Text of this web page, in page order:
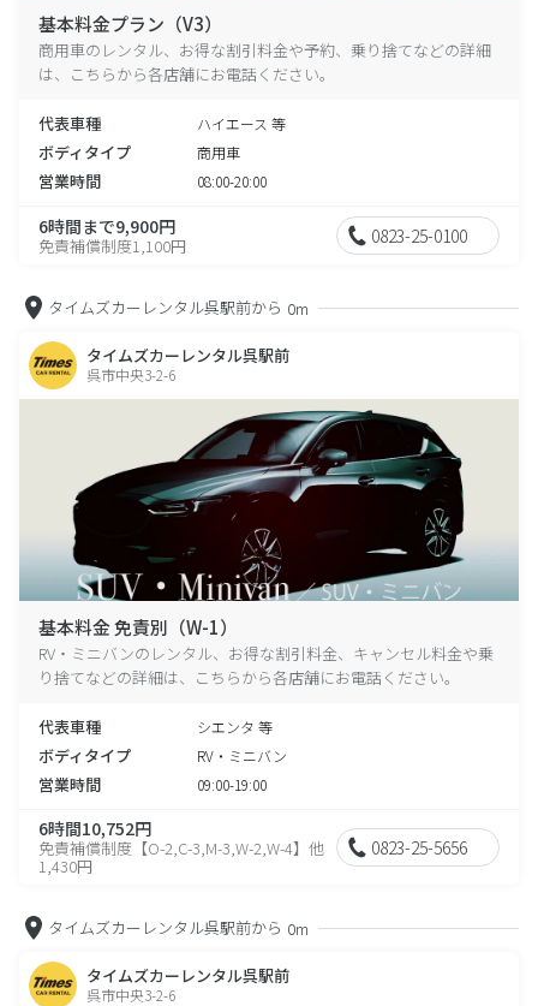
基本料金プラン（V3）
商用車のレンタル、お得な割引料金や予約、乗り捨てなどの詳細
は、こちらから各店舗にお電話ください。
代表車種 ハイエース 等
ボディタイプ 商用車
営業時間 08:00-20:00
6時間まで9,900円
免責補償制度1,100円 0823-25-0100
タイムズカーレンタル呉駅前から 0m
タイムズカーレンタル呉駅前
呉市中央3-2-6
基本料金 免責別（W-1）
RV・ミニバンのレンタル、お得な割引料金、キャンセル料金や乗
り捨てなどの詳細は、こちらから各店舗にお電話ください。
代表車種 シエンタ 等
ボディタイプ RV・ミニバン
営業時間 09:00-19:00
6時間10,752円
免責補償制度【O-2,C-3,M-3,W-2,W-4】他
1,430円
0823-25-5656
タイムズカーレンタル呉駅前から 0m
タイムズカーレンタル呉駅前
呉市中央3-2-6